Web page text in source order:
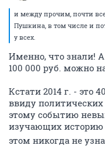
и между прочим, почти
Пушкина, в том числе и
у всех.
Именно, что знали!
100 000 руб. можно
Кстати 2014 г. - это
ввиду
этому событию
изучающих историю
этом никогда не